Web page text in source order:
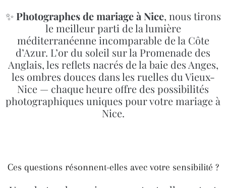
✨ Photographes de mariage à Nice, nous tirons
le meilleur parti de la lumière
méditerranéenne incomparable de la Côte
d’Azur. L’or du soleil sur la Promenade des
Anglais, les reflets nacrés de la baie des Anges,
les ombres douces dans les ruelles du Vieux-
Nice — chaque heure offre des possibilités
photographiques uniques pour votre mariage à
Nice.
Ces questions résonnent-elles avec votre sensibilité ?